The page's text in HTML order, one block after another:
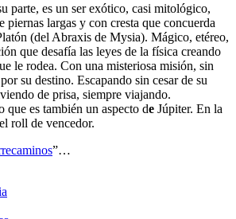
parte, es un ser exótico, casi mitológico,
piernas largas y con cresta que concuerda
(del Abraxis de Mysia). Mágico, etéreo,
que desafía las leyes de la física creando
le rodea. Con una misteriosa misión, sin
su destino. Escapando sin cesar de su
de prisa, siempre viajando.
que es también un aspecto de Júpiter. En la
roll de vencedor.
”…